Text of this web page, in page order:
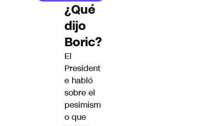
¿Qué
dijo
Boric?
El
President
e habló
sobre el
pesimism
o que